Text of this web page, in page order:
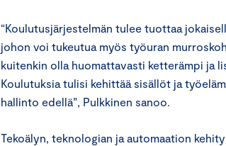
“Koulutusjärjestelmän tulee tuottaa
johon voi tukeutua myös työuran
kuitenkin olla huomattavasti ketterämpi ja
Koulutuksia tulisi kehittää sisällöt ja
hallinto edellä”, Pulkkinen sanoo.
Tekoälyn, teknologian ja automaation